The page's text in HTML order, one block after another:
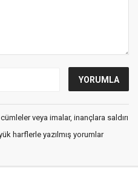
veya imalar, inançlara saldırı
harflerle yazılmış yorumlar